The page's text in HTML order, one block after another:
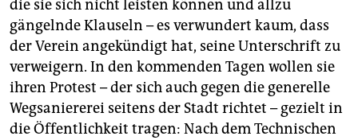
die sie sich nicht leisten können und allzu
gängelnde Klauseln – es verwundert kaum, dass
der Verein angekündigt hat, seine Unterschrift zu
verweigern. In den kommenden Tagen wollen sie
ihren Protest – der sich auch gegen die generelle
Wegsaniererei seitens der Stadt richtet – gezielt in
die Öffentlichkeit tragen: Nach dem Technischen